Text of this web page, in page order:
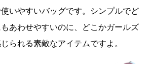
いやすいバッグです。シンプルでど
あわせやすいのに、どこかガールズ
られる素敵なアイテムですよ。